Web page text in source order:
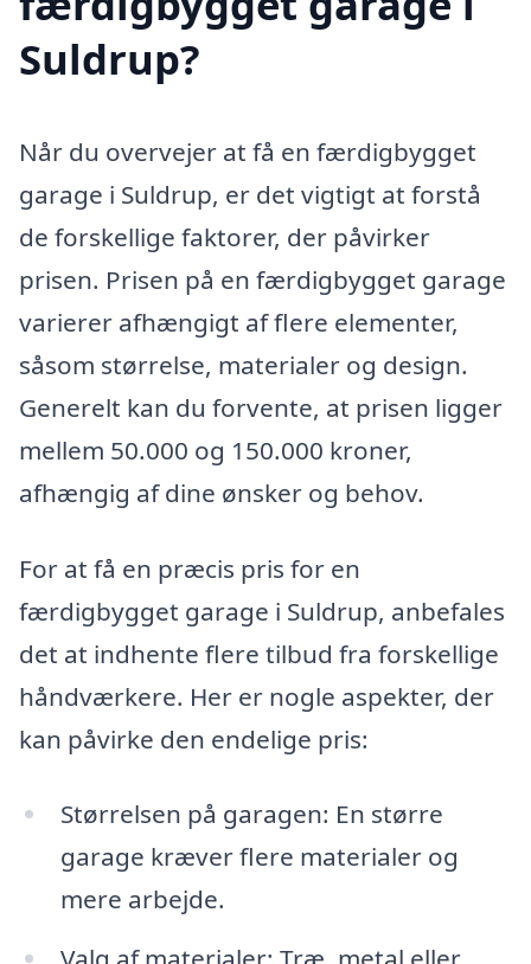
Suldrup?
Når du overvejer at få en færdigbygget
garage i Suldrup, er det vigtigt at forstå
de forskellige faktorer, der påvirker
prisen. Prisen på en færdigbygget garage
varierer afhængigt af flere elementer,
såsom størrelse, materialer og design.
Generelt kan du forvente, at prisen ligger
mellem 50.000 og 150.000 kroner,
afhængig af dine ønsker og behov.
For at få en præcis pris for en
færdigbygget garage i Suldrup, anbefales
det at indhente flere tilbud fra forskellige
håndværkere. Her er nogle aspekter, der
kan påvirke den endelige pris:
Størrelsen på garagen: En større
garage kræver flere materialer og
mere arbejde.